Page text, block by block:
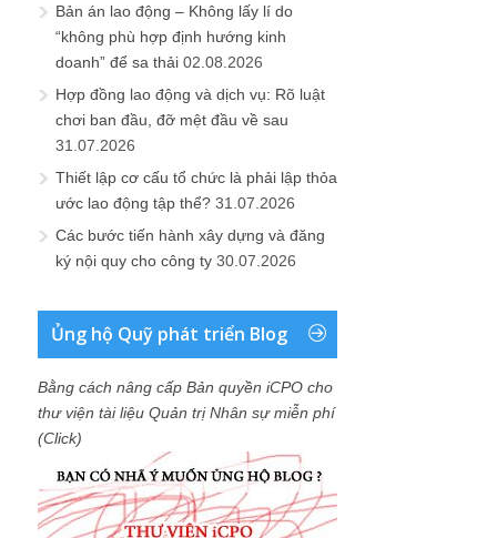
Bản án lao động – Không lấy lí do
“không phù hợp định hướng kinh
doanh” để sa thải 02.08.2026
Hợp đồng lao động và dịch vụ: Rõ luật
chơi ban đầu, đỡ mệt đầu về sau
31.07.2026
Thiết lập cơ cấu tổ chức là phải lập thỏa
ước lao động tập thể? 31.07.2026
Các bước tiến hành xây dựng và đăng
ký nội quy cho công ty 30.07.2026
Ủng hộ Quỹ phát triển Blog
Bằng cách nâng cấp Bản quyền iCPO cho
thư viện tài liệu Quản trị Nhân sự miễn phí
(Click)